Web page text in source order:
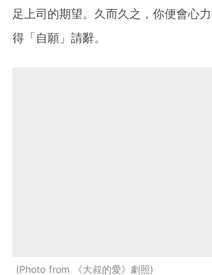
足上司的期望。久而久之，你便會心
得「自願」請辭。
Photo from 《大叔的愛》劇照